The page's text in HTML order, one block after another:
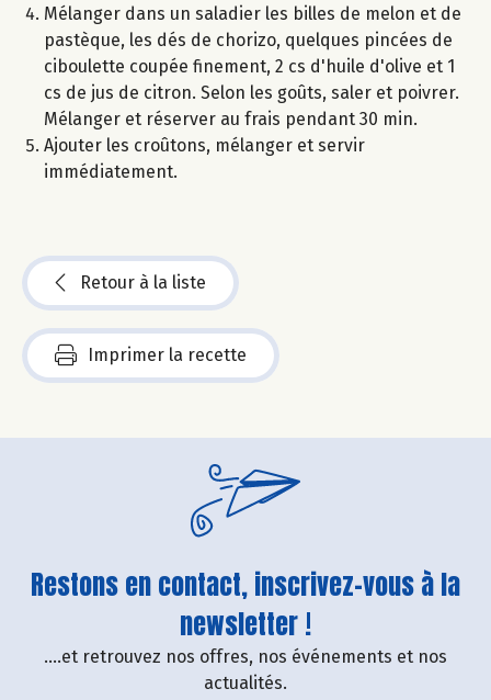
Mélanger dans un saladier les billes de melon et de
pastèque, les dés de chorizo, quelques pincées de
ciboulette coupée finement, 2 cs d'huile d'olive et 1
cs de jus de citron. Selon les goûts, saler et poivrer.
Mélanger et réserver au frais pendant 30 min.
Ajouter les croûtons, mélanger et servir
immédiatement.
Retour à la liste
Imprimer la recette
Restons en contact, inscrivez-vous à la
newsletter !
....et retrouvez nos offres, nos événements et nos
actualités.